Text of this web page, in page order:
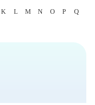
K L M N O P
Q